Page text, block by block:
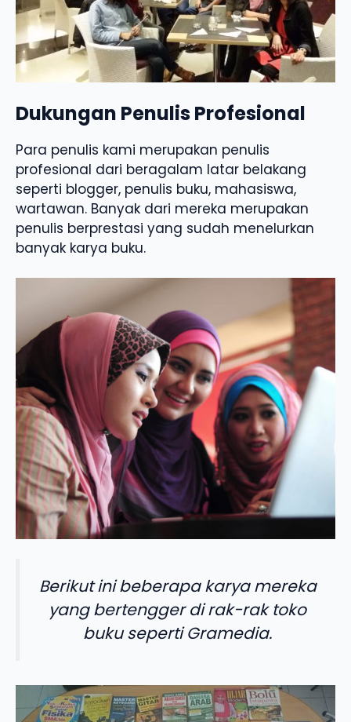
Dukungan Penulis Profesional
Para penulis kami merupakan penulis
profesional dari beragalam latar belakang
seperti blogger, penulis buku, mahasiswa,
wartawan. Banyak dari mereka merupakan
penulis berprestasi yang sudah menelurkan
banyak karya buku.
Berikut ini beberapa karya mereka
yang bertengger di rak-rak toko
buku seperti Gramedia.